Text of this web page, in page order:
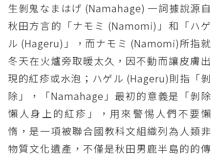
生剝鬼なまはげ (Namahage) 一詞據說源自
秋田方言的「ナモミ (Namomi)」和「ハゲ
ル (Hageru)」，而ナモミ (Namomi)所指就
冬天在火爐旁取暖太久，因不動而讓皮膚出
現的紅疹或水泡；ハゲル (Hageru)則指「剝
除」，「Namahage」最初的意義是「剝除
懶人身上的紅疹」，用來警惕人們不要懶
惰，是一項被聯合國教科文組織列為人類非
物質文化遺產，不僅是秋田男鹿半島的的傳